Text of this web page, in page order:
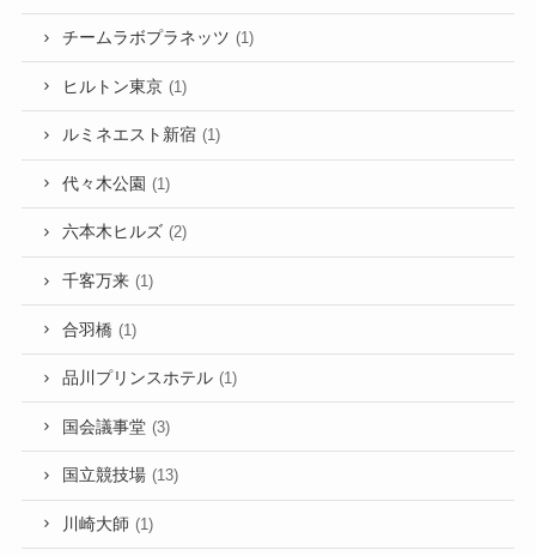
チームラボプラネッツ (1)
ヒルトン東京 (1)
ルミネエスト新宿 (1)
代々木公園 (1)
六本木ヒルズ (2)
千客万来 (1)
合羽橋 (1)
品川プリンスホテル (1)
国会議事堂 (3)
国立競技場 (13)
川崎大師 (1)